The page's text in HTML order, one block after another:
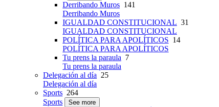
Derribando Muros 141
Derribando Muros
IGUALDAD CONSTITUCIONAL 31
IGUALDAD CONSTITUCIONAL
POLÍTICA PARA APOLÍTICOS 14
POLÍTICA PARA APOLÍTICOS
Tu prens la paraula 7
Tu prens la paraula
Delegación al día 25
Delegación al día
Sports 264
Sports
See more